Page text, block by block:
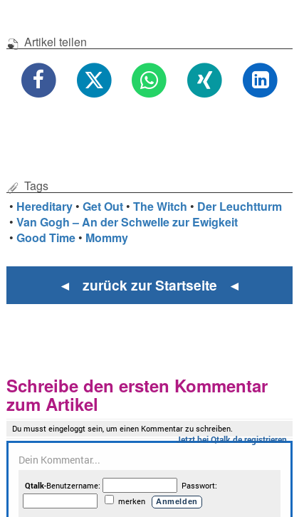
Artikel teilen
Tags
• Hereditary •Get Out •The Witch • Der Leuchtturm
•Van Gogh – An der Schwelle zur Ewigkeit
•Good Time • Mommy
◄ zurück zur Startseite ◄
Schreibe den ersten Kommentar
zum Artikel